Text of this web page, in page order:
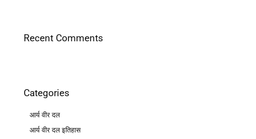
Recent Comments
Categories
आर्य वीर दल
आर्य वीर दल इतिहास